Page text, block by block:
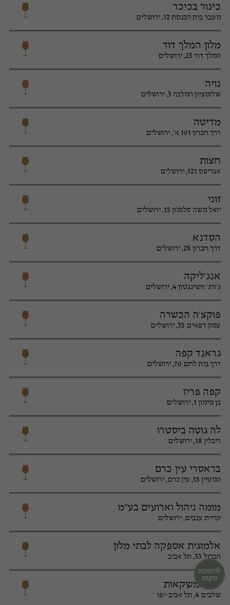
כינור בכיכר
מעבר בית הכנסת 12, ירושלים
מלון המלך דוד
המלך דוד 23, ירושלים
נויה
שלומציון המלכה 3, ירושלים
מדיטה
דרך חברון 101 א', ירושלים
חצות
אגריפס 121, ירושלים
זוני
יואל משה סלומון 15, ירושלים
הסדנא
דרך חברון 28, ירושלים
אנג'ליקה
ג'ורג' וושינגטון 4, ירושלים
פוקצ'ה הכשרה
עמק רפאים 35, ירושלים
גראנד קפה
דרך בית לחם 70, ירושלים
קפה פריז
בן מימון 1, ירושלים
לה גוטה ביסטרו
ריבלין 18, ירושלים
בראסרי עין כרם
המעיין 15, עין כרם, ירושלים
מומה ניהול וארועים בע"מ
קריית ענבים, ירושלים
אלמוגית אספקה לבתי מלון
הברזל 33, תל אביב
שר המשקאות
שלבים 4, תל אביב-יפו